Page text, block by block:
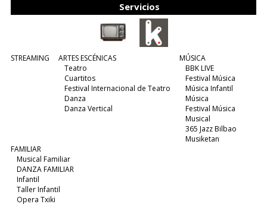
Servicios
STREAMING
ARTES ESCÉNICAS
Teatro
Cuartitos
Festival Internacional de Teatro
Danza
Danza Vertical
MÚSICA
BBK LIVE
Festival Música
Música Infantil
Música
Festival Música
Musical
365 Jazz Bilbao
Musiketan
FAMILIAR
Musical Familiar
DANZA FAMILIAR
Infantil
Taller Infantil
Opera Txiki